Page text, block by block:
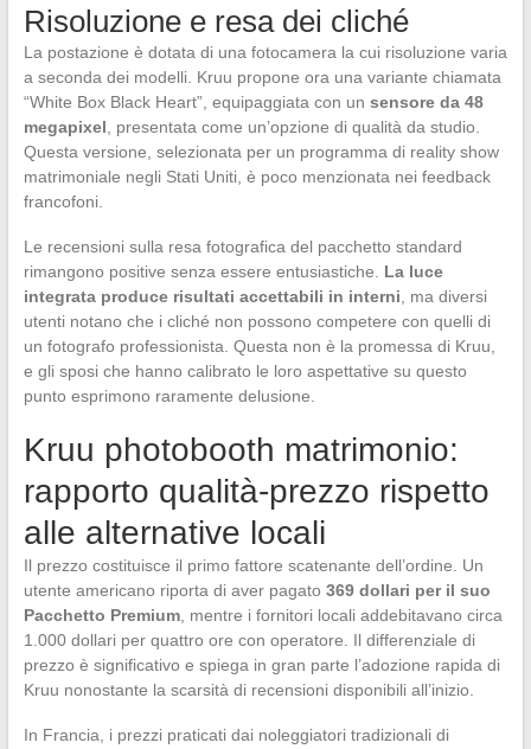
Risoluzione e resa dei cliché
La postazione è dotata di una fotocamera la cui risoluzione varia
a seconda dei modelli. Kruu propone ora una variante chiamata
“White Box Black Heart”, equipaggiata con un sensore da 48
megapixel , presentata come un’opzione di qualità da studio.
Questa versione, selezionata per un programma di reality show
matrimoniale negli Stati Uniti, è poco menzionata nei feedback
francofoni.
Le recensioni sulla resa fotografica del pacchetto standard
rimangono positive senza essere entusiastiche. La luce
integrata produce risultati accettabili in interni , ma diversi
utenti notano che i cliché non possono competere con quelli di
un fotografo professionista. Questa non è la promessa di Kruu,
e gli sposi che hanno calibrato le loro aspettative su questo
punto esprimono raramente delusione.
Kruu photobooth matrimonio:
rapporto qualità-prezzo rispetto
alle alternative locali
Il prezzo costituisce il primo fattore scatenante dell’ordine. Un
utente americano riporta di aver pagato 369 dollari per il suo
Pacchetto Premium, mentre i fornitori locali addebitavano circa
1.000 dollari per quattro ore con operatore. Il differenziale di
prezzo è significativo e spiega in gran parte l’adozione rapida di
Kruu nonostante la scarsità di recensioni disponibili all’inizio.
In Francia, i prezzi praticati dai noleggiatori tradizionali di